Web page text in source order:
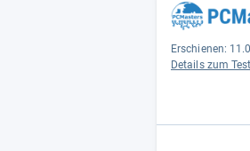
Erschienen:
Details zum Test